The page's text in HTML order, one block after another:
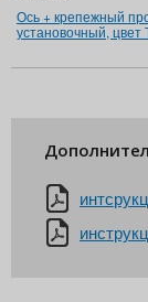
Ось + крепежный
установочный,